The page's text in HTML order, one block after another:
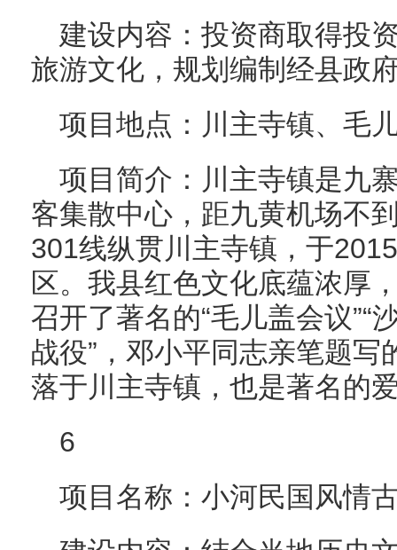
建设内容：投资商取得投
旅游文化，规划编制经县政
项目地点：川主寺镇、毛
项目简介：川主寺镇是九
客集散中心，距九黄机场不
301线纵贯川主寺镇，于
区。我县红色文化底蕴浓厚
召开了著名的“毛儿盖会议”“
战役”，邓小平同志亲笔题写
落于川主寺镇，也是著名的
6
项目名称：小河民国风情